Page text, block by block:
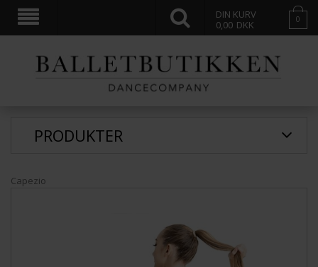
DIN KURV
0,00 DKK 0
PRODUKTER
Capezio